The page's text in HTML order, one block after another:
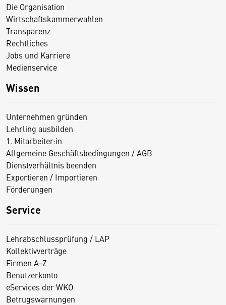
Die Organisation
Wirtschaftskammerwahlen
Transparenz
Rechtliches
Jobs und Karriere
Medienservice
Wissen
Unternehmen gründen
Lehrling ausbilden
1. Mitarbeiter:in
Allgemeine Geschäftsbedingungen / AGB
Dienstverhältnis beenden
Exportieren / Importieren
Förderungen
Service
Lehrabschlussprüfung / LAP
Kollektivverträge
Firmen A-Z
Benutzerkonto
eServices der WKO
Betrugswarnungen